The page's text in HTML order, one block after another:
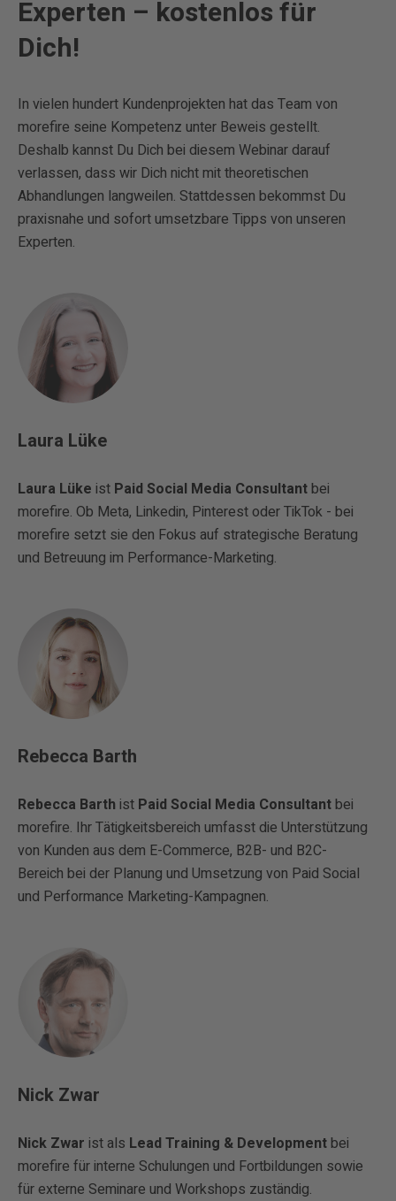
Experten – kostenlos für
Dich!
In vielen hundert Kundenprojekten hat das Team von
morefire seine Kompetenz unter Beweis gestellt.
Deshalb kannst Du Dich bei diesem Webinar darauf
verlassen, dass wir Dich nicht mit theoretischen
Abhandlungen langweilen. Stattdessen bekommst Du
praxisnahe und sofort umsetzbare Tipps von unseren
Experten.
Laura Lüke
Laura Lüke ist Paid Social Media Consultantbei
morefire. Ob Meta, Linkedin, Pinterest oder TikTok - bei
morefire setzt sie den Fokus auf strategische Beratung
und Betreuung im Performance-Marketing.
Rebecca Barth
Rebecca Barth ist Paid Social Media Consultantbei
morefire. Ihr Tätigkeitsbereich umfasst die Unterstützung
von Kunden aus dem E-Commerce, B2B- und B2C-
Bereich bei der Planung und Umsetzung von Paid Social
und Performance Marketing-Kampagnen.
Nick Zwar
Nick Zwar ist als Lead Training & Developmentbei
morefire für interne Schulungen und Fortbildungen sowie
für externe Seminare und Workshops zuständig.